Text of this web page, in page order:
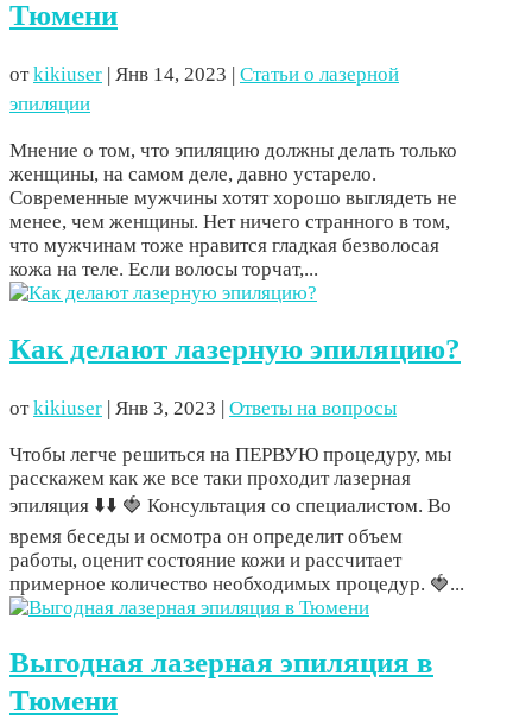
Тюмени
отkikiuser | Янв 14, 2023 | Статьи о лазерной
эпиляции
Мнение о том, что эпиляцию должны делать только
женщины, на самом деле, давно устарело.
Современные мужчины хотят хорошо выглядеть не
менее, чем женщины. Нет ничего странного в том,
что мужчинам тоже нравится гладкая безволосая
кожа на теле. Если волосы торчат,...
Как делают лазерную эпиляцию?
отkikiuser | Янв 3, 2023 | Ответы на вопросы
Чтобы легче решиться на ПЕРВУЮ процедуру, мы
расскажем как же все таки проходит лазерная
эпиляция ⬇️⬇️ 🍓 Консультация со специалистом. Во
время беседы и осмотра он определит объем
работы, оценит состояние кожи и рассчитает
примерное количество необходимых процедур. 🍓...
Выгодная лазерная эпиляция в
Тюмени